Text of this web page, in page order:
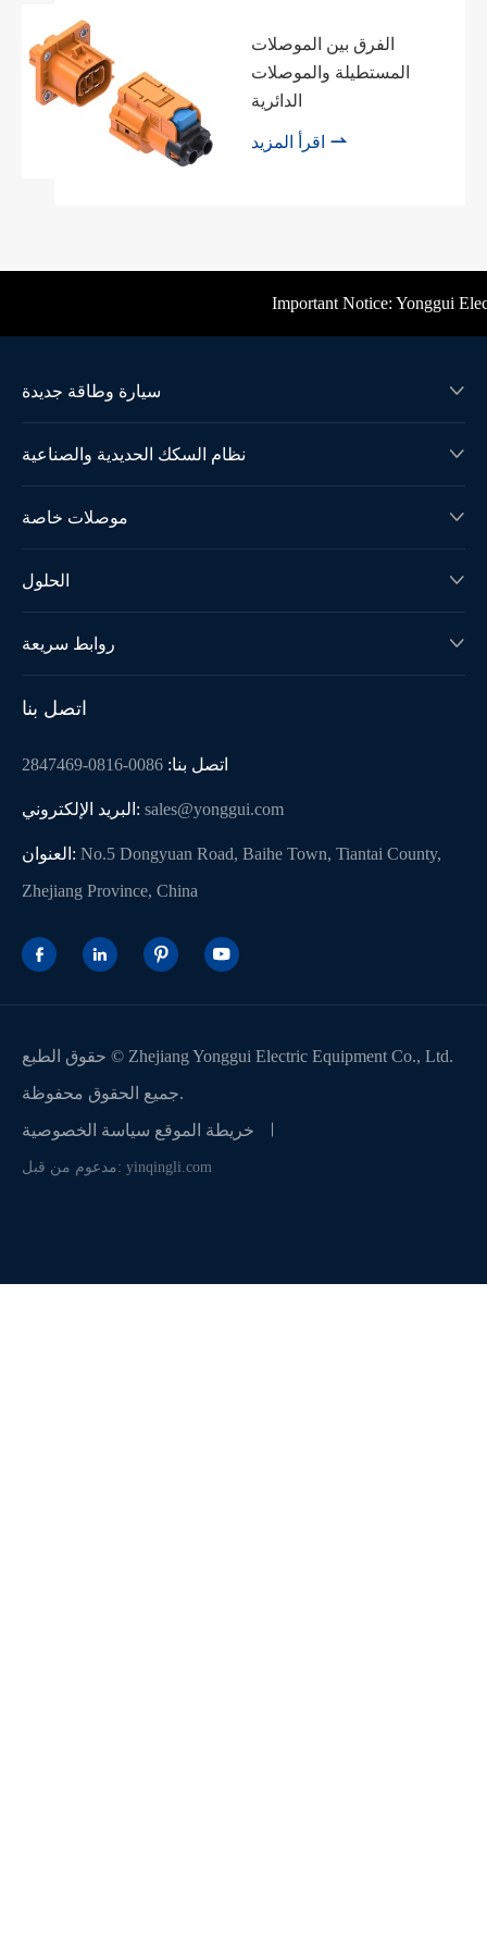
الفرق بين الموصلات
المستطيلة والموصلات
الدائرية

Important Notice: Yonggui
سيارة وطاقة جديدة 
نظام السكك الحديدية والصناعية 
موصلات خاصة 
الحلول 
روابط سريعة 
اتصل بنا
اتصل بنا: 0086-0816-2847469
البريد الإلكتروني: sales@yonggui.com
العنوان: No.5 Dongyuan Road, Baihe Town, Tiantai County,
Zhejiang Province, China
   
حقوق الطبع © Zhejiang Yonggui Electric Equipment Co., Ltd.
جميع الحقوق محفوظة.
خريطة الموقع سياسة الخصوصية
مدعوم من قبل: yinqingli.com